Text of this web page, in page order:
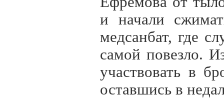
и начали
медсанбат, где
самой повезло.
участвовать в
оставшись в